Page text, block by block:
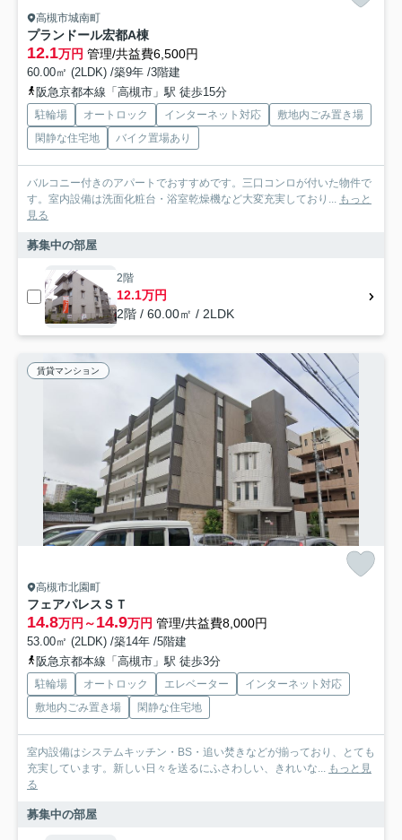
高槻市城南町
プランドール宏都A棟
12.1万円 管理/共益費6,500円
60.00㎡ (2LDK) /築9年 /3階建
阪急京都本線「高槻市」駅 徒歩15分
駐輪場 オートロック インターネット対応
敷地内ごみ置き場
閑静な住宅地
バイク置場あり
バルコニー付きのアパートでおすすめです。三口コンロが付いた物件で
す。室内設備は洗面化粧台・浴室乾燥機など大変充実しており... もっと
見る
募集中の部屋
2階
12.1万円
2階 / 60.00㎡ / 2LDK
賃貸マンション
高槻市北園町
フェアパレスＳＴ
14.8万円～14.9万円 管理/共益費8,000円
53.00㎡ (2LDK) /築14年 /5階建
阪急京都本線「高槻市」駅 徒歩3分
駐輪場 オートロック エレベーター
インターネット対応
敷地内ごみ置き場
閑静な住宅地
室内設備はシステムキッチン・BS・追い焚きなどが揃っており、とても
充実しています。新しい日々を送るにふさわしい、きれいな... もっと見
る
募集中の部屋